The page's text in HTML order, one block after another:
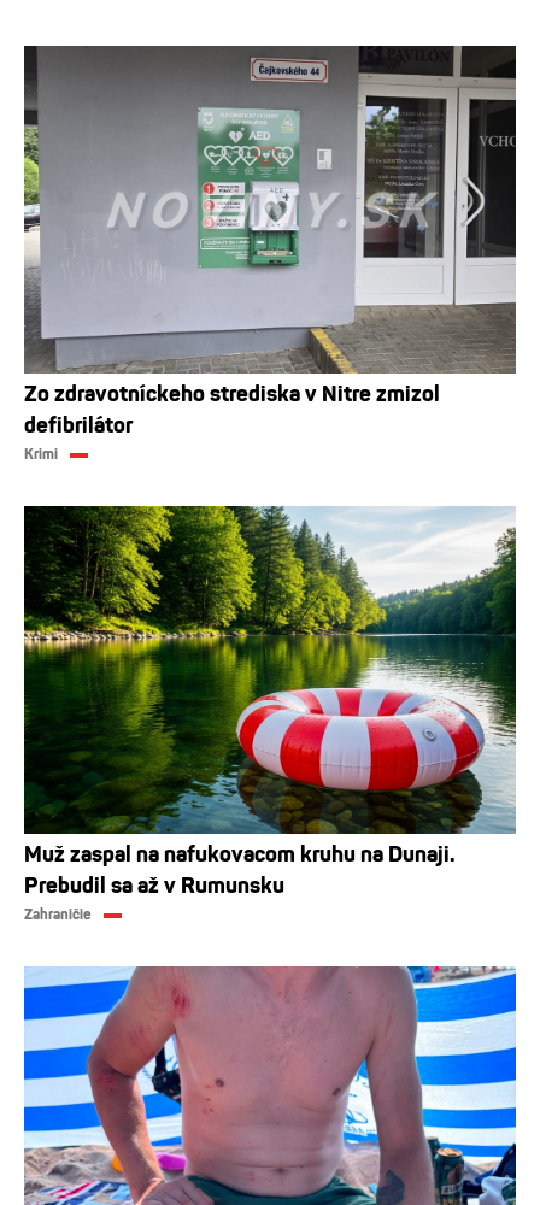
Zo zdravotníckeho strediska v Nitre zmizol
defibrilátor
Krimi
Muž zaspal na nafukovacom kruhu na Dunaji.
Prebudil sa až v Rumunsku
Zahraničie